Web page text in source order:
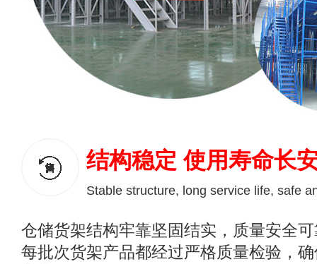
结构稳定 使用寿命长
Stable structure, long service life, safe
仓储货架结构牢靠坚固结实，质量安全
每批次货架产品都经过严格质量检验，